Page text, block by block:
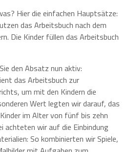
Hier die einfachen Hauptsätze:
das Arbeitsbuch nach dem
Die Kinder füllen das Arbeitsbuch
den Absatz nun aktiv:
das Arbeitsbuch zur
um mit den Kindern die
Wert legten wir darauf, das
im Alter von fünf bis zehn
achteten wir auf die Einbindung
So kombinierten wir Spiele,